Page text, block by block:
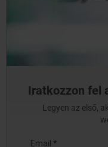
Iratkozzon fel
Legyen az első,